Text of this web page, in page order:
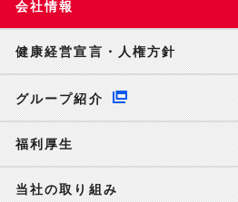
会社情報
健康経営宣言・人権方針
グループ紹介
福利厚生
当社の取り組み